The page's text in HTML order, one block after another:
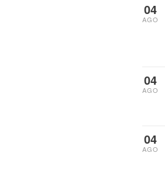
04
AGO
04
AGO
04
AGO